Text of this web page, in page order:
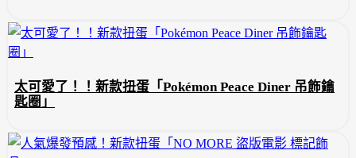
太可愛了！！新款扭蛋「Pokémon Peace Diner 吊飾鑰
匙圈」